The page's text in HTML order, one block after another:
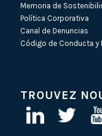
Memoria de
Política Corporativa
Canal de Denuncias
Código de Conducta y
TROUVEZ